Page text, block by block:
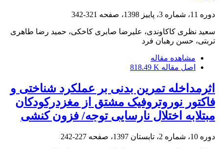
دوره 11، شماره 3، پاییز 1398، صفحه 321-342
سعید نظری کاکاوندی، علیرضا صابری کاخکی، حمید رضا طاهری
تربتی، حسن رهبان فرد
مشاهده مقاله
اصل مقاله 818.49 K
اثرمداخله تمرین بدنی بر عملکرد شناختی و
فاکتور نوروتروفیک مشتق از مغزدرکودکان
مبتلابه اختلال نارسایی توجه/ فزون کنشی
دوره 10، شماره 2، تابستان 1397، صفحه 227-242